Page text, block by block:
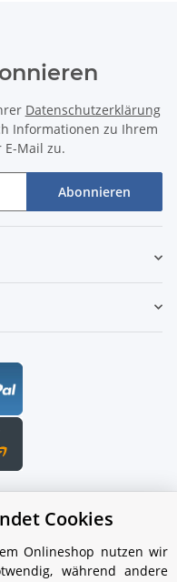
Datenschutzerklärung
Informationen zu Ihrem
Mail zu.
Abonnieren
Cookies
Onlineshop nutzen wir
während andere